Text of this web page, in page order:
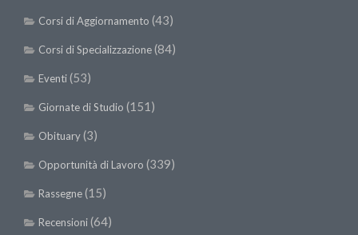
Corsi di Aggiornamento (43)
Corsi di Specializzazione(84)
Eventi(53)
Giornate di Studio (151)
Obituary(3)
Opportunità di Lavoro (339)
Rassegne(15)
Recensioni(64)